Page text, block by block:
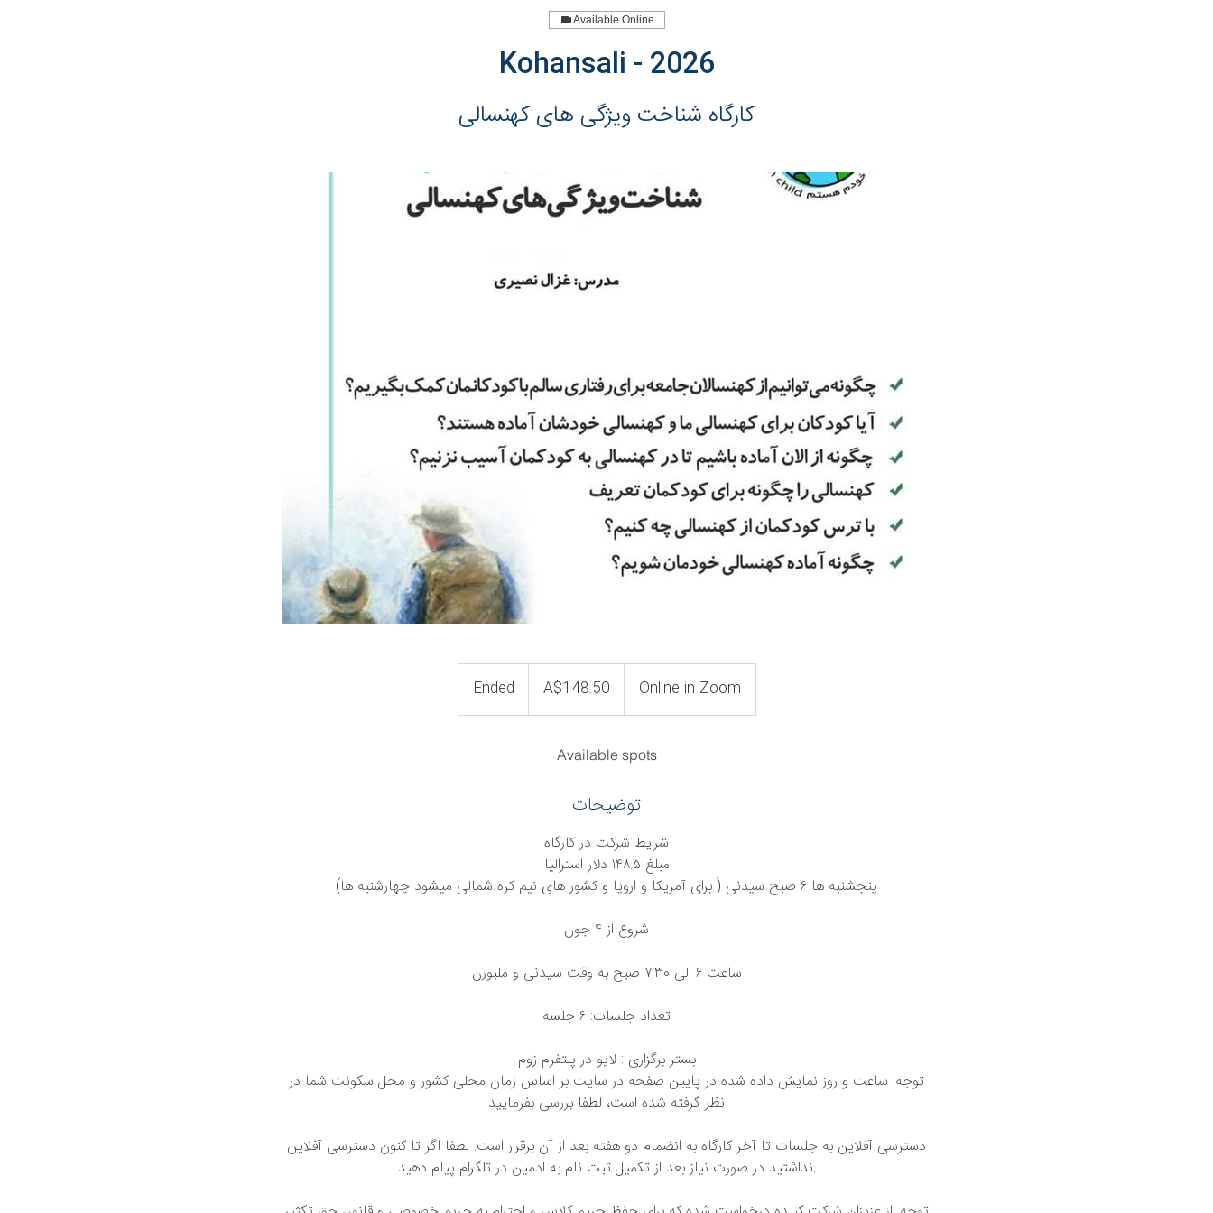
Available Online
Kohansali - 2026
کارگاه شناخت ویژگی های کهنسالی
Ended
n
Australian
dollarsA$148.50 Online in Zoom
Available spots
توضیحات
شرایط شرکت در کارگاه
مبلغ ١۴٨.۵ دلار استرالیا
پنجشنبه ها ۶ صبح سیدنی ( برای آمریکا و اروپا و کشور های نیم کره شمالی میشود چهارشنبه ها)
شروع از ۴ جون
ساعت ۶ الی ٧:٣٠ صبح به وقت سیدنی و ملبورن
تعداد جلسات: ۶ جلسه
بستر برگزاری : لایو در پلتفرم زوم
توجه: ساعت و روز نمایش داده شده در پایین صفحه در سایت بر اساس زمان محلی کشور و محل سکونت شما در
نظر گرفته شده است، لطفا بررسی بفرمایید
دسترسی آفلاین به جلسات تا آخر کارگاه به انضمام دو هفته بعد از آن برقرار است. لطفا اگر تا کنون دسترسی آفلاین
نداشتید در صورت نیاز بعد از تکمیل ثبت نام به ادمین در تلگرام پیام دهید.